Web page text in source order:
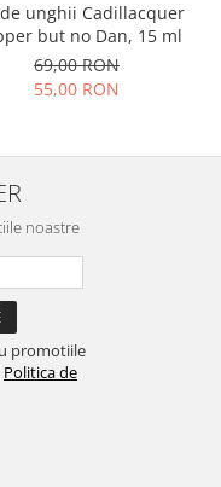
de unghii Cadillacquer
but no Dan, 15 ml
69,00 RON
55,00 RON
noastre
promotiile
Politica de